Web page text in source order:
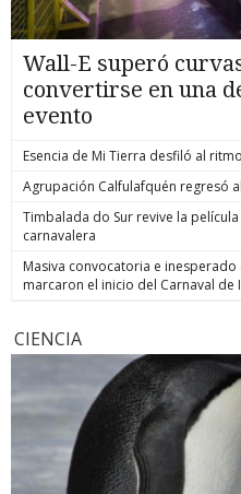
Wall-E superó
convertirse en una
evento
Esencia de Mi Tierra desfiló al
Agrupación Calfulafquén regresó
Timbalada do Sur revive la
carnavalera
Masiva convocatoria e
marcaron el inicio del Carnaval de
CIENCIA